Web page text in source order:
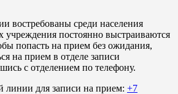
востребованы среди населения
постоянно выстраиваются
попасть на прием без ожидания,
на прием в отделе записи
с отделением по телефону.
линии для записи на прием: +7